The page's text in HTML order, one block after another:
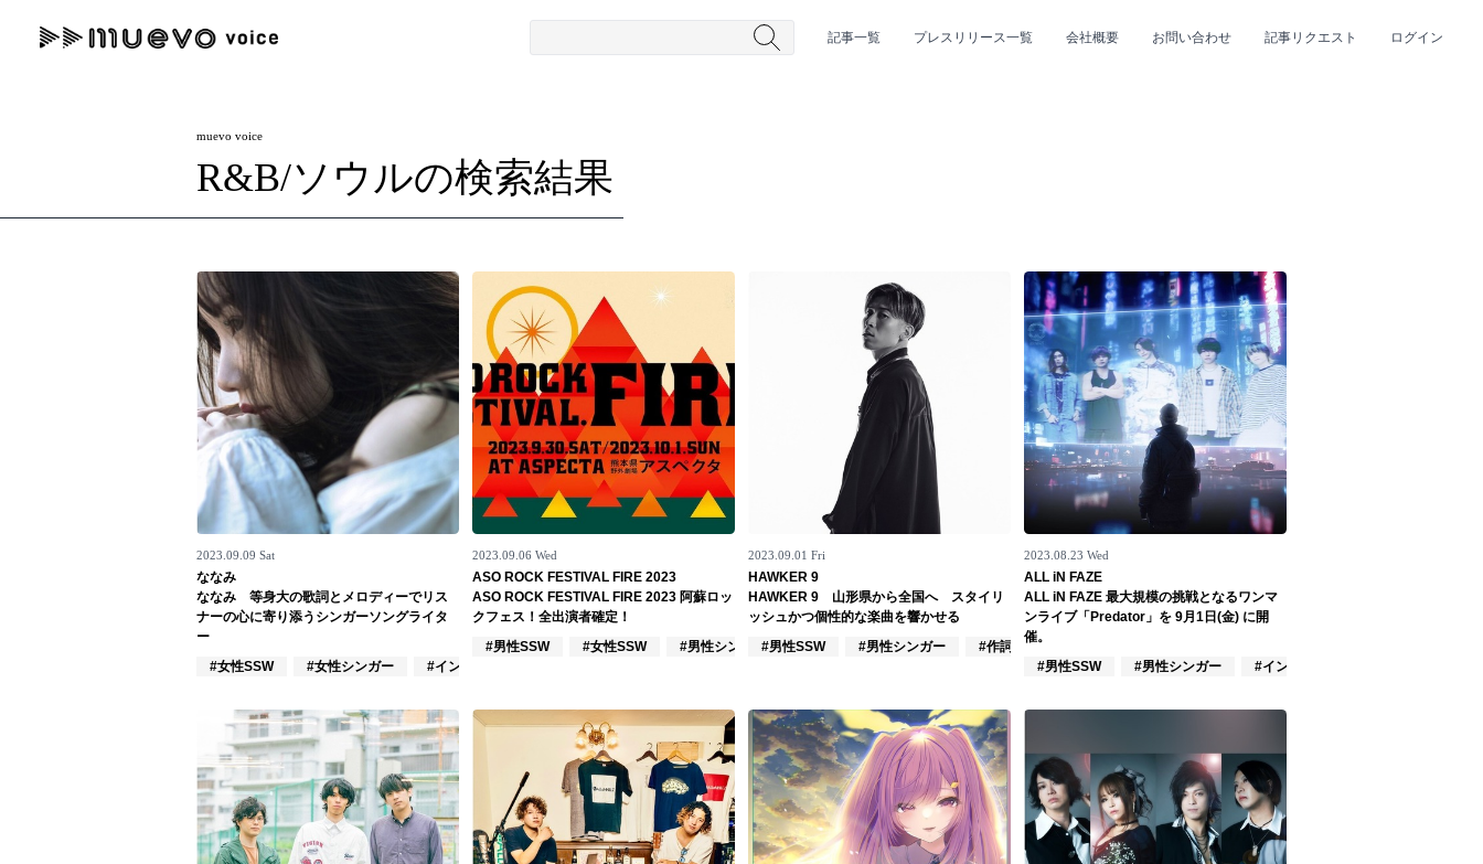
記事一覧 プレスリリース一覧 会社概要 お問い合わせ 記事リクエスト ログイン
#女性SSW #男性シンガー #HR/HM #女性シンガー #男性シンガーグループ #R&B/ソウル
muevoクラウドファンディング
muevo voice
R&B/ソウルの検索結果
2023.09.09 Sat
ななみ
ななみ 等身大の歌詞とメロディーでリス
ナーの心に寄り添うシンガーソングライタ
ー
#女性SSW
#女性シンガー #インディーズ
2023.09.06 Wed
ASO ROCK FESTIVAL FIRE 2023
ASO ROCK FESTIVAL FIRE 2023 阿蘇ロッ
クフェス！全出演者確定！
#男性SSW
#女性SSW #男性シンガー
2023.09.01 Fri
HAWKER 9
HAWKER 9 山形県から全国へ スタイリ
ッシュかつ個性的な楽曲を響かせる
#男性SSW
#男性シンガー #作詞/作曲家
2023.08.23 Wed
ALL iN FAZE
ALL iN FAZE 最大規模の挑戦となるワンマ
ンライブ「Predator」を 9月1日(金) に開
催。
#男性SSW
#男性シンガー #インディーズ